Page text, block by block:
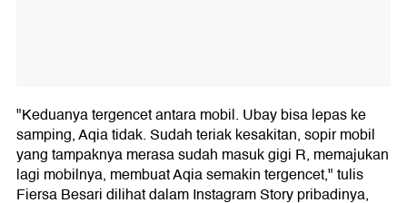
"Keduanya tergencet antara mobil. Ubay bisa lepas ke
samping, Aqia tidak. Sudah teriak kesakitan, sopir mobil
yang tampaknya merasa sudah masuk gigi R, memajukan
lagi mobilnya, membuat Aqia semakin tergencet," tulis
Fiersa Besari dilihat dalam Instagram Story pribadinya,